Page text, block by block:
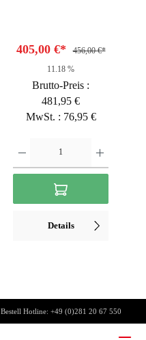
405,00 €*
456,00 €*
11.18 %
Brutto-Preis :
481,95 €
MwSt. : 76,95 €
Details
Bestell Hotline:+49 (0)281 20 67 550